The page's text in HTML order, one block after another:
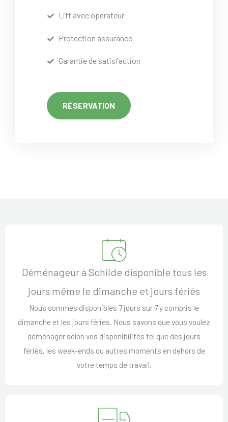
Lift avec operateur
Protection assurance
Garantie de satisfaction
RÉSERVATION
Déménageur à Schilde disponible tous les
jours même le dimanche et jours fériés
Nous sommes disponibles 7 jours sur 7 y compris le
dimanche et les jours féries. Nous savons que vous voulez
déménager selon vos disponibilités tel que des jours
fériés, les week-ends ou autres moments en dehors de
votre temps de travail.